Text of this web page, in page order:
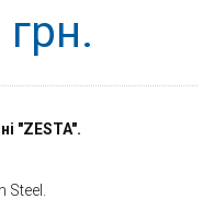
"ZESTA".
Steel.